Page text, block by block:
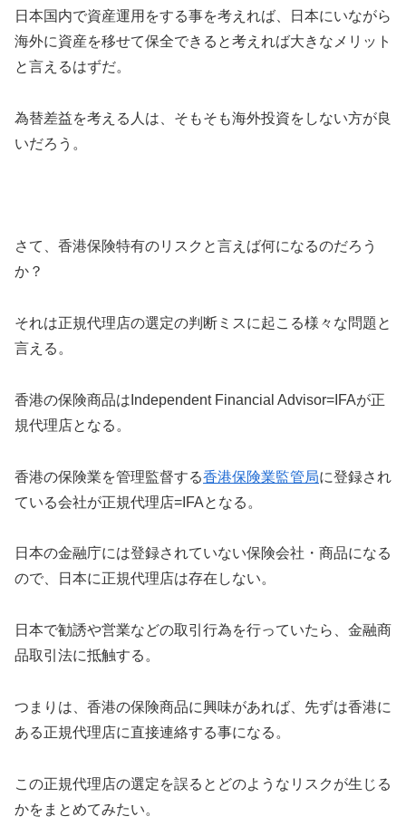
日本国内で資産運用をする事を考えれば、日本にいながら
海外に資産を移せて保全できると考えれば大きなメリット
と言えるはずだ。
為替差益を考える人は、そもそも海外投資をしない方が良
いだろう。
さて、香港保険特有のリスクと言えば何になるのだろう
か？
それは正規代理店の選定の判断ミスに起こる様々な問題と
言える。
香港の保険商品はIndependent Financial Advisor=IFAが正
規代理店となる。
香港の保険業を管理監督する香港保険業監管局に登録され
ている会社が正規代理店=IFAとなる。
日本の金融庁には登録されていない保険会社・商品になる
ので、日本に正規代理店は存在しない。
日本で勧誘や営業などの取引行為を行っていたら、金融商
品取引法に抵触する。
つまりは、香港の保険商品に興味があれば、先ずは香港に
ある正規代理店に直接連絡する事になる。
この正規代理店の選定を誤るとどのようなリスクが生じる
かをまとめてみたい。